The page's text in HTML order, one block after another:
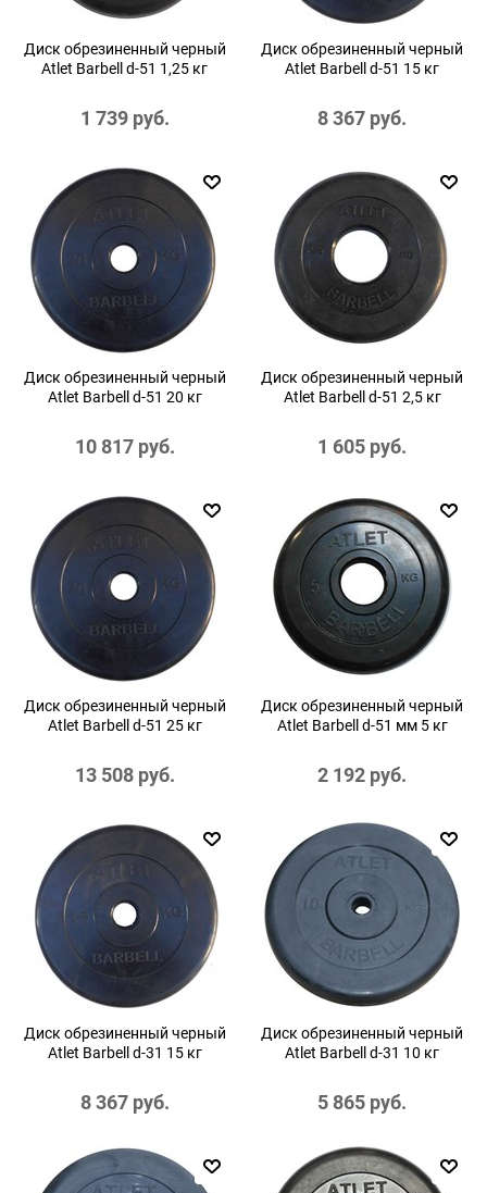
Диск обрезиненный черный
Atlet Barbell d-51 1,25 кг
1 739 руб.
Диск обрезиненный черный
Atlet Barbell d-51 15 кг
8 367 руб.
Диск обрезиненный черный
Atlet Barbell d-51 20 кг
10 817 руб.
Диск обрезиненный черный
Atlet Barbell d-51 2,5 кг
1 605 руб.
Диск обрезиненный черный
Atlet Barbell d-51 25 кг
13 508 руб.
Диск обрезиненный черный
Atlet Barbell d-51 мм 5 кг
2 192 руб.
Диск обрезиненный черный
Atlet Barbell d-31 15 кг
8 367 руб.
Диск обрезиненный черный
Atlet Barbell d-31 10 кг
5 865 руб.